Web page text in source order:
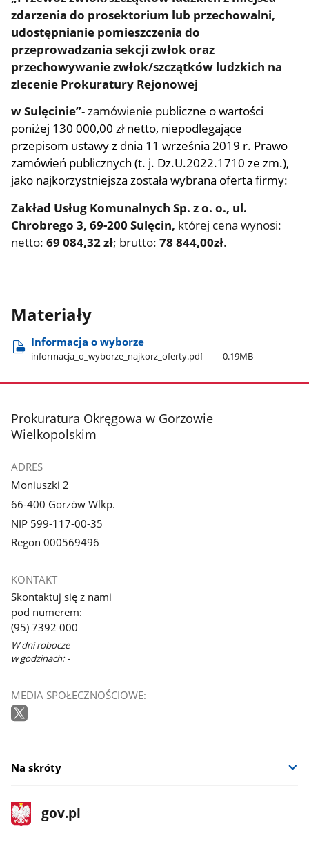
zdarzenia do prosektorium lub przechowalni,
udostępnianie pomieszczenia do
przeprowadzania sekcji zwłok oraz
przechowywanie zwłok/szczątków ludzkich na
zlecenie Prokuratury Rejonowej
w Sulęcinie”- zamówienie publiczne o wartości
poniżej 130 000,00 zł netto, niepodlegające
przepisom ustawy z dnia 11 września 2019 r. Prawo
zamówień publicznych (t. j. Dz.U.2022.1710 ze zm.),
jako najkorzystniejsza została wybrana oferta firmy:
Zakład Usług Komunalnych Sp. z o. o., ul.
Chrobrego 3, 69-200 Sulęcin, której cena wynosi:
netto:69 084,32 zł; brutto:78 844,00zł.
Materiały
Informacja o wyborze
informacja​_o​_wyborze​_najkorz​_oferty.pdf 0.19MB
stopka
Prokuratura Okręgowa w Gorzowie
Wielkopolskim
ADRES
Moniuszki 2
66-400 Gorzów Wlkp.
NIP 599-117-00-35
Regon 000569496
KONTAKT
Skontaktuj się z nami
pod numerem:
(95) 7392 000
W dni robocze
w godzinach: -
MEDIA SPOŁECZNOŚCIOWE:
Na skróty
stopka
gov.pl
Strona
gov.pl